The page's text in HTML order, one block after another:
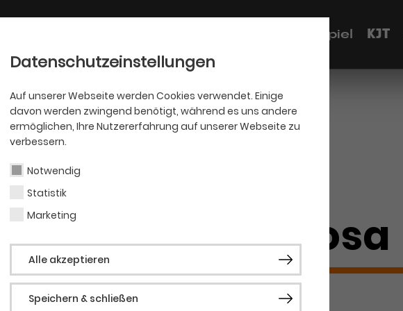
Datenschutzeinstellungen
Auf unserer Webseite werden Cookies verwendet. Einige
davon werden zwingend benötigt, während es uns andere
ermöglichen, Ihre Nutzererfahrung auf unserer Webseite zu
verbessern.
Notwendig
Statistik
Marketing
Alle akzeptieren
Speichern & schließen
Schauspiel KJT
Erik Sosa